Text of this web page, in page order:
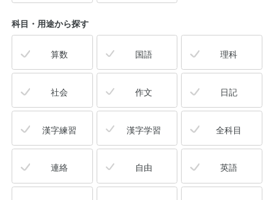
科目・用途から探す
算数 国語 理科
社会 作文 日記
漢字練習 漢字学習 全科目
連絡 自由 英語